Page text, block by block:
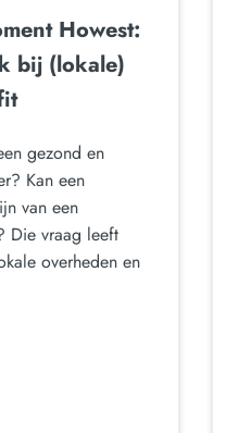
Howest:
bij (lokale)
gezond en
Kan een
van een
Die vraag leeft
overheden en